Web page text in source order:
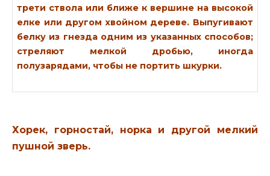
трети ствола или ближе к вершине на высокой
елке или другом хвойном дереве. Выпугивают
белку из гнезда одним из указанных способов;
стреляют мелкой дробью, иногда
полузарядами, чтобы не портить шкурки.
Хорек, горностай, норка и другой мелкий
пушной зверь.